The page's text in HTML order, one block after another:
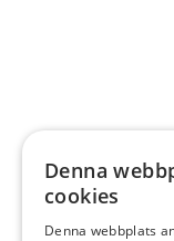
Denna
cookies
Denna webbplats